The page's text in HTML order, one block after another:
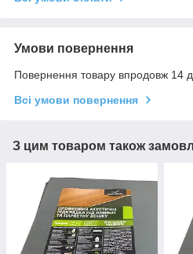
Умови повернення
Повернення товару впродовж 14
Всі умови повернення
З цим товаром також